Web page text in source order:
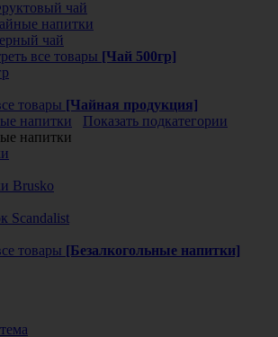
чай
напитки
чай
все товары [Чай 500гр]
товары [Чайная продукция]
напитки
Показать подкатегории
напитки
Brusko
Scandalist
товары [Безалкогольные напитки]